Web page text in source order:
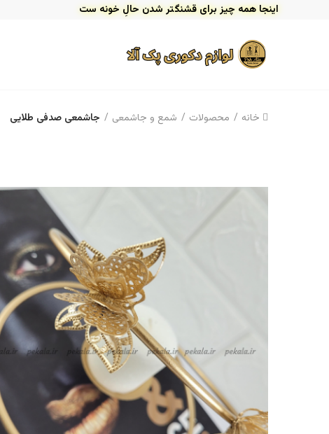
اینجا همه چیز برای قشنگتر شدن حالِ خونه ست
خانه محصولات شمع و جاشمعی جاشمعی صدفی طلایی